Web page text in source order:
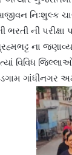
નિઃશુલ્ક
ની
ના
વિવિધ
ગાંધીનગર